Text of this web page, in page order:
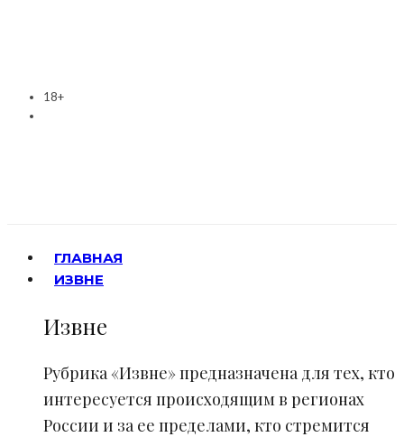
18+
ГЛАВНАЯ
ИЗВНЕ
Извне
Рубрика «Извне» предназначена для тех, кто
интересуется происходящим в регионах
России и за ее пределами, кто стремится